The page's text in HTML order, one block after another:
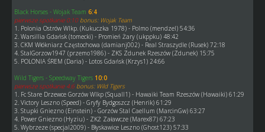
Black Horses - Wojak Team 6:4
pierwsze spotkanie 0:10 bonus: Wojak Team
1. Polonia Ostrów Wlkp. (Kukuczka 1978) - Polmo (mendzel) 54:36
2. Warsillia Gdańsk (tomecki) - Promień Żary (ukppku) 48:42
3. CKM Włókniarz Częstochowa (damianj002) - Real Straszydle (Rusek) 72:18
4. StalGorzow1947 (przemo1986) - ZKS Zdunek Rzeszów (Zdunek) 15:75
5. POLONIA ŚREM (Daria) - Lotos Gdańsk (Krzys1) 24:66
Wild Tigers - Speedway Tigers 10:0
pierwsze spotkanie 4:6 bonus: Wild Tigers
1. Fc Stare Drzewce Gorzów Wlkp (Squall1) - Hawaiki Team Rzeszów (Hawaiki) 61:29
2. Victory Leszno (Speed) - Gryfy Bydgoszcz (Henrik) 61:29
3. Stupki Gniezno (Einstein) - Gorzów Stal Caellum (MarcinGw) 63:27
4. Power Gniezno (Hyziu) - ZKŻ Załawcze (Marex87) 67:23
5. Wybrzeze (specjal2009) - Błyskawice Leszno (Ghost123) 57:33